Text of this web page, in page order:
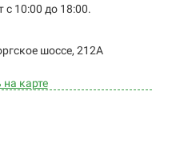
с 10:00 до 18:00.
шоссе, 212А
карте